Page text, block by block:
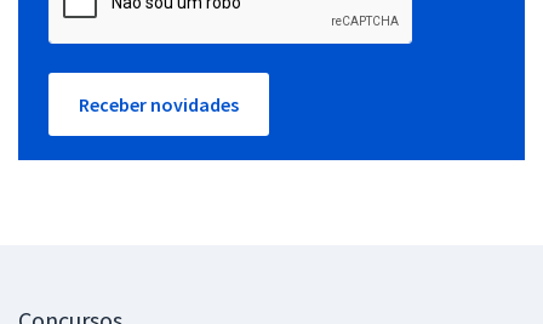
Receber novidades